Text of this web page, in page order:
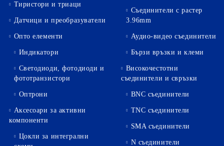
Тиристори и триаци
Датчици и преобразуватели
Опто елементи
Индикатори
Светодиоди, фотодиоди и
фототранзистори
Оптрони
Аксесоари за активни
компоненти
Цокли за интегрални
Съединители с растер
3.96mm
Аудио-видео съединители
Бързи връзки и клеми
Високочестотни
съединители и свръзки
BNC съединители
TNC съединители
SMA съединители
N съединители